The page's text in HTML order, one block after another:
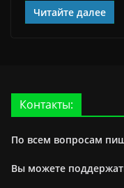
Читайте далее
Контакты:
По всем вопросам
Вы можете